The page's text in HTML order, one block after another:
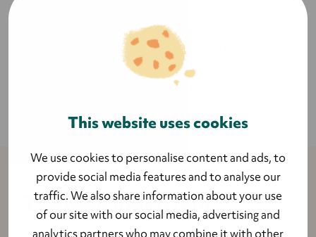
This website uses cookies
We use cookies to personalise content and ads, to
provide social media features and to analyse our
traffic. We also share information about your use
of our site with our social media, advertising and
analytics partners who may combine it with other
Lyytin hosting-palveluntarjoaja noudattaa useita alan
tunnettuja turvallisuusstandardeja, kuten ISO 9001,
SOC 1 Type II, SOC 2 Type II, ISO 27001, ISO 22301 sekä
Palveluntarjoajan kaikki voimassa olevat
Tietojen luokittelu